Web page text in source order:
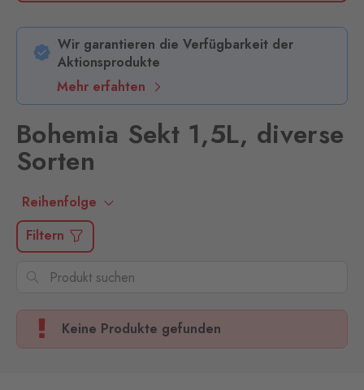
Wir garantieren die Verfügbarkeit der
Aktionsprodukte
Mehr erfahten
Bohemia Sekt 1,5L, diverse
Sorten
Reihenfolge
Filtern
Keine Produkte gefunden